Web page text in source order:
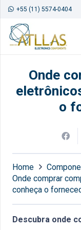
+55 (11) 5574-0404
Onde
o
Home
Onde comprar
conheça o
Descubra onde